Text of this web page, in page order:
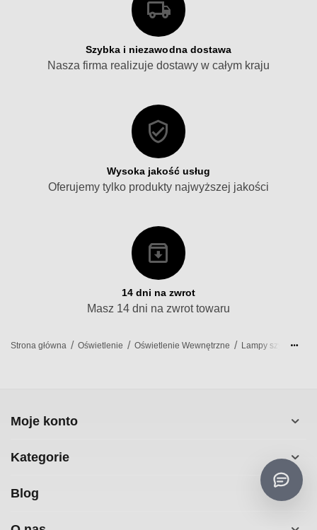
Szybka i niezawodna dostawa
Nasza firma realizuje dostawy w całym kraju
Wysoka jakość usług
Oferujemy tylko produkty najwyższej jakości
14 dni na zwrot
Masz 14 dni na zwrot towaru
Strona główna / Oświetlenie / Oświetlenie Wewnętrzne / Lampy szynowe
Moje konto
Kategorie
Blog